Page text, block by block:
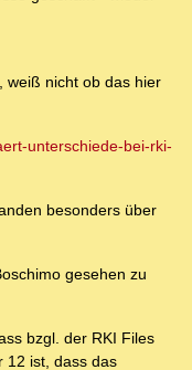
weiß nicht ob das hier
unterschiede-bei-rki-
besonders über
gesehen zu
bzgl. der RKI Files
12 ist, dass das